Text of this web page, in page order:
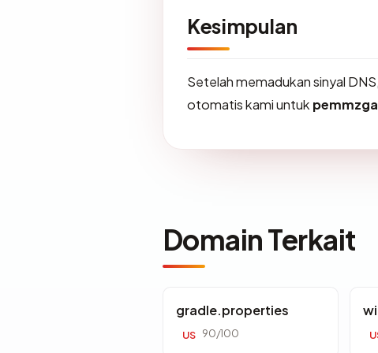
Kesimpulan
Setelah memadukan sinyal
otomatis kami untuk
Domain Terkait
gradle.properties
US 90/100